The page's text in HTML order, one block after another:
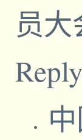
员大
Reply